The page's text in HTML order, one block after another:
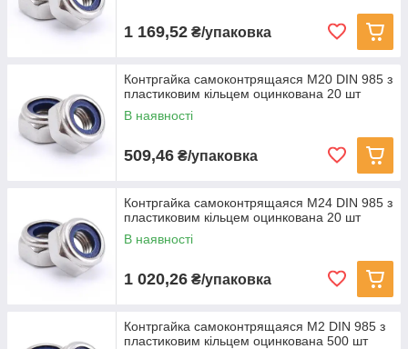
1 169,52 ₴/упаковка
Контргайка самоконтрящаяся M20 DIN 985 з
пластиковим кільцем оцинкована 20 шт
В наявності
509,46 ₴/упаковка
Контргайка самоконтрящаяся M24 DIN 985 з
пластиковим кільцем оцинкована 20 шт
В наявності
1 020,26 ₴/упаковка
Контргайка самоконтрящаяся M2 DIN 985 з
пластиковим кільцем оцинкована 500 шт